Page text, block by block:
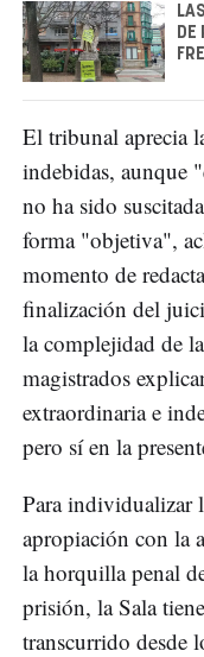
DE
El tribunal aprecia
indebidas, aunque
no ha sido
forma "objetiva",
momento de
finalización del
la complejidad de
magistrados
extraordinaria e
pero sí en la
Para individualizar
apropiación con la
la horquilla penal
prisión, la Sala
transcurrido desde